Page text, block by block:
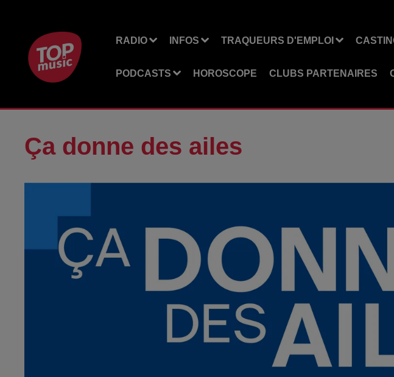
RADIO INFOS TRAQUEURS D'EMPLOI
PODCASTS HOROSCOPE CLUBS PARTENAIRES
Ça donne des ailes